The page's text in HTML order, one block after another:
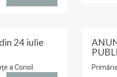
24 iulie
a Consil